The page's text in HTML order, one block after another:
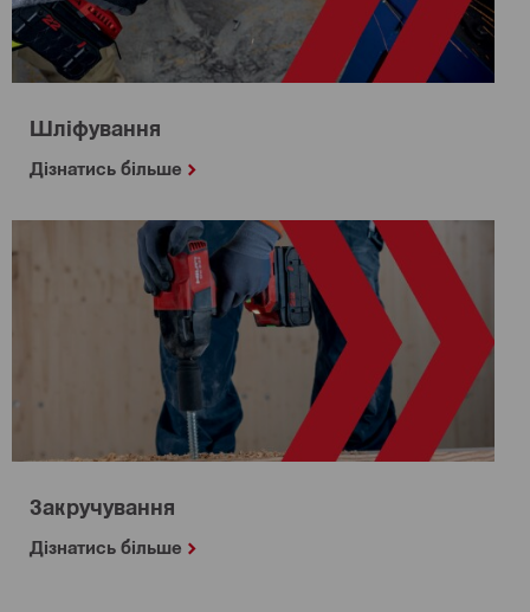
Шліфування
Дізнатись більше
Закручування
Дізнатись більше